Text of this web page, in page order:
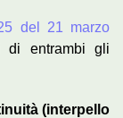
del 21 marzo
di entrambi gli
(interpello